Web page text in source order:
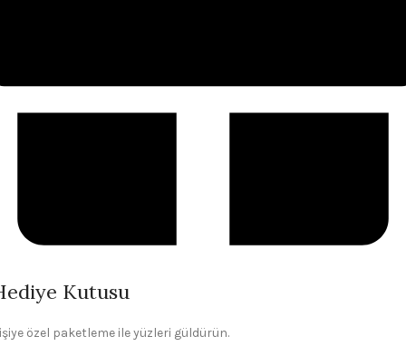
Kutusu
özel paketleme ile yüzleri güldürün.